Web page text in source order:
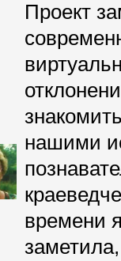
Проект
нашими
времени